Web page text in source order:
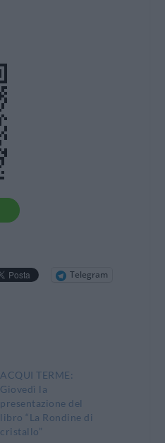
Telegram
ACQUI TERME:
Giovedì la
presentazione del
libro “La Rondine di
cristallo”